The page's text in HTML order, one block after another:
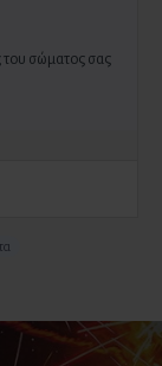
του σώματος σας